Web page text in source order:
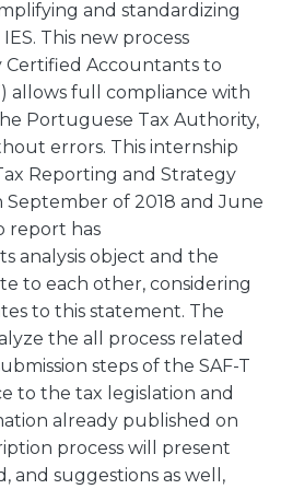
and standardizing
This new process
Accountants to
allows full compliance with
Portuguese Tax Authority,
errors. This internship
Reporting and Strategy
of 2018 and June
report has
analysis object and the
to each other, considering
to this statement. The
the all process related
steps of the SAF-T
to the tax legislation and
already published on
process will present
and suggestions as well,